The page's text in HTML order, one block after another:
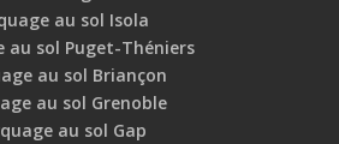
au sol Isola
au sol Puget-Théniers
au sol Briançon
au sol Grenoble
au sol Gap